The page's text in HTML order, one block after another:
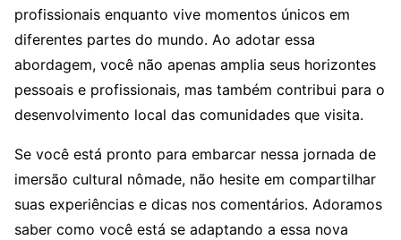
profissionais enquanto vive momentos únicos em
diferentes partes do mundo. Ao adotar essa
abordagem, você não apenas amplia seus horizontes
pessoais e profissionais, mas também contribui para o
desenvolvimento local das comunidades que visita.
Se você está pronto para embarcar nessa jornada de
imersão cultural nômade, não hesite em compartilhar
suas experiências e dicas nos comentários. Adoramos
saber como você está se adaptando a essa nova